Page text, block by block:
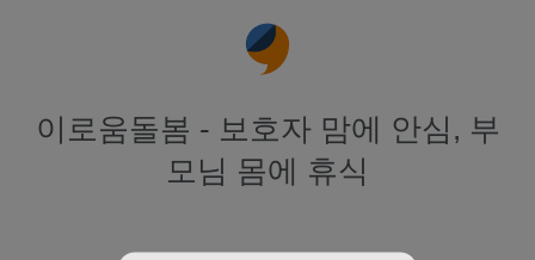
이로움돌봄 - 보호자 맘에 안심, 부
모님 몸에 휴식